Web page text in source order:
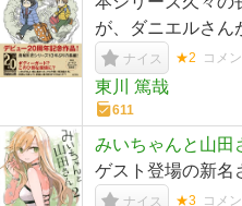
が、ダニエルさん
ナイス ★2 コメ
東川 篤哉
611
みいちゃんと山田
ゲスト登場の新名
ナイス ★3 コメ